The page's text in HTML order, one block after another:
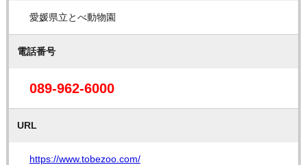
愛媛県立とべ動物園
電話番号
089-962-6000
URL
https://www.tobezoo.com/